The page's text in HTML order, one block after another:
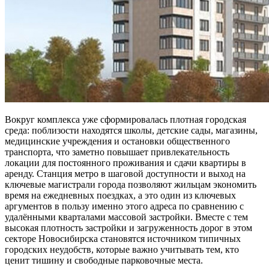
Вокруг комплекса уже сформировалась плотная городская
среда: поблизости находятся школы, детские сады, магазины,
медицинские учреждения и остановки общественного
транспорта, что заметно повышает привлекательность
локации для постоянного проживания и сдачи квартиры в
аренду. Станция метро в шаговой доступности и выход на
ключевые магистрали города позволяют жильцам экономить
время на ежедневных поездках, а это один из ключевых
аргументов в пользу именно этого адреса по сравнению с
удалёнными кварталами массовой застройки. Вместе с тем
высокая плотность застройки и загруженность дорог в этом
секторе Новосибирска становятся источником типичных
городских неудобств, которые важно учитывать тем, кто
ценит тишину и свободные парковочные места.